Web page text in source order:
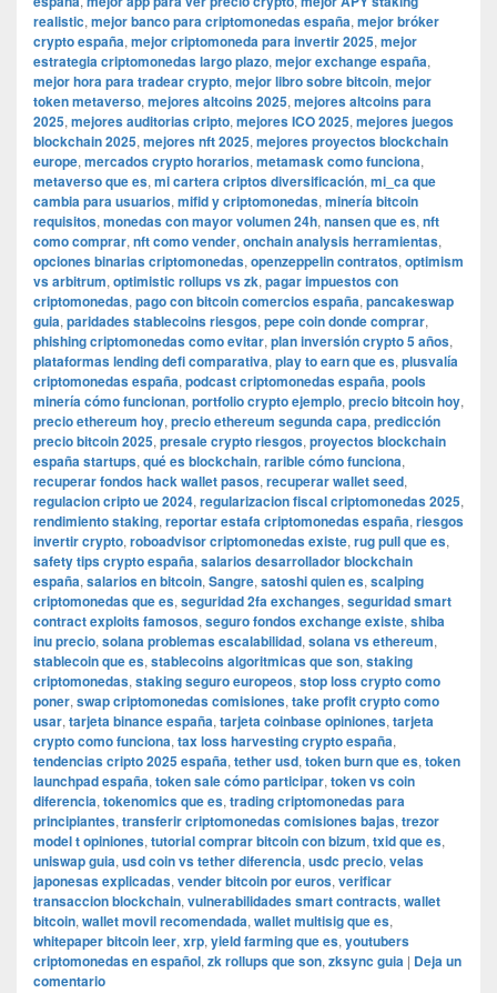
realistic, mejor banco para criptomonedas españa, mejor bróker
crypto españa, mejor criptomoneda para invertir 2025, mejor
estrategia criptomonedas largo plazo, mejor exchange españa,
mejor hora para tradear crypto, mejor libro sobre bitcoin, mejor
token metaverso, mejores altcoins 2025, mejores altcoins para
2025, mejores auditorias cripto, mejores ICO 2025, mejores juegos
blockchain 2025, mejores nft 2025, mejores proyectos blockchain
europe, mercados crypto horarios, metamask como funciona,
metaverso que es, mi cartera criptos diversificación, mi_ca que
cambia para usuarios, mifid y criptomonedas, minería bitcoin
requisitos, monedas con mayor volumen 24h, nansen que es, nft
como comprar, nft como vender, onchain analysis herramientas,
opciones binarias criptomonedas, openzeppelin contratos, optimism
vs arbitrum, optimistic rollups vs zk, pagar impuestos con
criptomonedas, pago con bitcoin comercios españa, pancakeswap
guia, paridades stablecoins riesgos, pepe coin donde comprar,
phishing criptomonedas como evitar, plan inversión crypto 5 años,
plataformas lending defi comparativa, play to earn que es, plusvalía
criptomonedas españa, podcast criptomonedas españa, pools
minería cómo funcionan, portfolio crypto ejemplo, precio bitcoin hoy,
precio ethereum hoy, precio ethereum segunda capa, predicción
precio bitcoin 2025, presale crypto riesgos, proyectos blockchain
españa startups, qué es blockchain, rarible cómo funciona,
recuperar fondos hack wallet pasos, recuperar wallet seed,
regulacion cripto ue 2024, regularizacion fiscal criptomonedas 2025,
rendimiento staking, reportar estafa criptomonedas españa, riesgos
invertir crypto, roboadvisor criptomonedas existe, rug pull que es,
safety tips crypto españa, salarios desarrollador blockchain
españa, salarios en bitcoin, Sangre, satoshi quien es, scalping
criptomonedas que es, seguridad 2fa exchanges, seguridad smart
contract exploits famosos, seguro fondos exchange existe, shiba
inu precio, solana problemas escalabilidad, solana vs ethereum,
stablecoin que es, stablecoins algoritmicas que son, staking
criptomonedas, staking seguro europeos, stop loss crypto como
poner, swap criptomonedas comisiones, take profit crypto como
usar, tarjeta binance españa, tarjeta coinbase opiniones, tarjeta
crypto como funciona, tax loss harvesting crypto españa,
tendencias cripto 2025 españa, tether usd, token burn que es, token
launchpad españa, token sale cómo participar, token vs coin
diferencia, tokenomics que es, trading criptomonedas para
principiantes, transferir criptomonedas comisiones bajas, trezor
model t opiniones, tutorial comprar bitcoin con bizum, txid que es,
uniswap guia, usd coin vs tether diferencia, usdc precio, velas
japonesas explicadas, vender bitcoin por euros, verificar
transaccion blockchain, vulnerabilidades smart contracts, wallet
bitcoin, wallet movil recomendada, wallet multisig que es,
whitepaper bitcoin leer, xrp, yield farming que es, youtubers
criptomonedas en español, zk rollups que son, zksync guia | Deja un
comentario